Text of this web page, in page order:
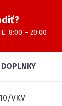
8:00 – 20:00
DOPLNKY
VKV